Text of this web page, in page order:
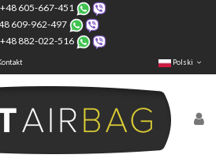
+48 605-667-451
609-962-497
+48 882-022-516
Polski